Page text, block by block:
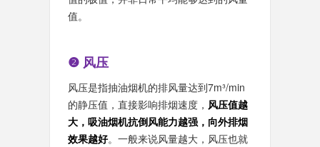
值。
❷ 风压
风压是指抽油烟机的排风量达到7m³/min
的静压值，直接影响排烟速度， 风压值越
大，吸油烟机抗倒风能力越强，向外排烟
效果越好。一般来说风量越大，风压也就